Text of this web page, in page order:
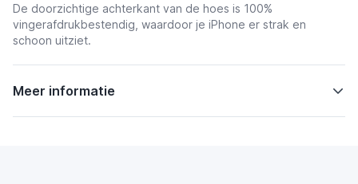
De doorzichtige achterkant van de hoes is 100%
vingerafdrukbestendig, waardoor je iPhone er strak en
schoon uitziet.
Meer informatie